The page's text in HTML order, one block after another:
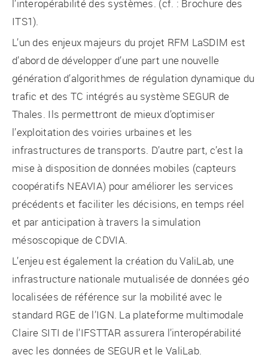
l’interopérabilité des systèmes. (cf. : Brochure des
ITS1).
L’un des enjeux majeurs du projet RFM LaSDIM est
d’abord de développer d’une part une nouvelle
génération d’algorithmes de régulation dynamique du
trafic et des TC intégrés au système SEGUR de
Thales. Ils permettront de mieux d’optimiser
l’exploitation des voiries urbaines et les
infrastructures de transports. D’autre part, c’est la
mise à disposition de données mobiles (capteurs
coopératifs NEAVIA) pour améliorer les services
précédents et faciliter les décisions, en temps réel
et par anticipation à travers la simulation
mésoscopique de CDVIA.
L’enjeu est également la création du ValiLab, une
infrastructure nationale mutualisée de données géo
localisées de référence sur la mobilité avec le
standard RGE de l’IGN. La plateforme multimodale
Claire SITI de l’IFSTTAR assurera l’interopérabilité
avec les données de SEGUR et le ValiLab.